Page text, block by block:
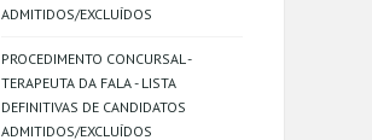
ADMITIDOS/EXCLUÍDOS
PROCEDIMENTO CONCURSAL -
TERAPEUTA DA FALA - LISTA
DEFINITIVAS DE CANDIDATOS
ADMITIDOS/EXCLUÍDOS